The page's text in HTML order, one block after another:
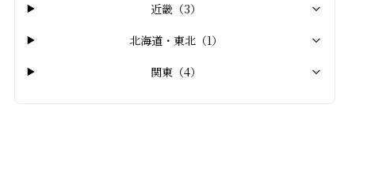
近畿 （3）
北海道・東北（1）
関東（4）